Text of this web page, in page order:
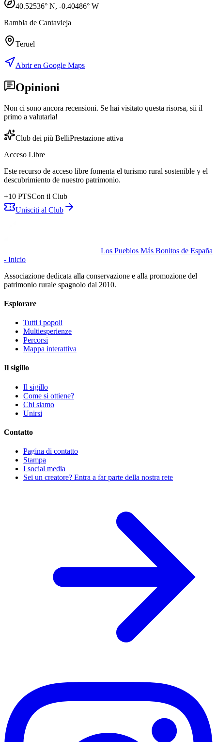
40.52536° N, -0.40486° W
Rambla de Cantavieja
Teruel
Abrir en Google Maps
Opinioni
Non ci sono ancora recensioni. Se hai visitato questa risorsa, sii il
primo a valutarla!
Club dei più BelliPrestazione attiva
Acceso Libre
Este recurso de acceso libre fomenta el turismo rural sostenible y el
descubrimiento de nuestro patrimonio.
+10 PTSCon il Club
Unisciti al Club
Los Pueblos Más Bonitos de España
- Inicio
Associazione dedicata alla conservazione e alla promozione del
patrimonio rurale spagnolo dal 2010.
Esplorare
Tutti i popoli
Multiesperienze
Percorsi
Mappa interattiva
Il sigillo
Il sigillo
Come si ottiene?
Chi siamo
Unirsi
Contatto
Pagina di contatto
Stampa
I social media
Sei un creatore? Entra a far parte della nostra rete